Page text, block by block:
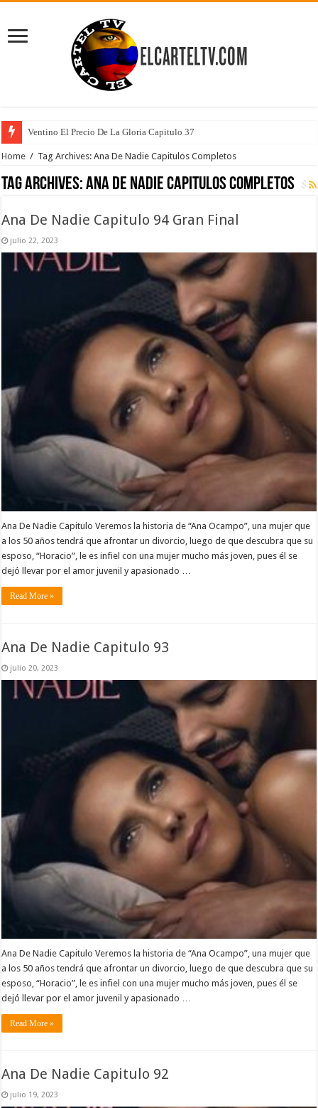
Ventino El Precio De La Gloria Capitulo 37
Home / Tag Archives: Ana De Nadie Capitulos Completos
Tag Archives:Ana De Nadie Capitulos Completos
Ana De Nadie Capitulo 94 Gran Final
julio 22, 2023
Ana De Nadie Capitulo Veremos la historia de “Ana Ocampo”, una mujer que
a los 50 años tendrá que afrontar un divorcio, luego de que descubra que su
esposo, “Horacio”, le es infiel con una mujer mucho más joven, pues él se
dejó llevar por el amor juvenil y apasionado …
Read More »
Ana De Nadie Capitulo 93
julio 20, 2023
Ana De Nadie Capitulo Veremos la historia de “Ana Ocampo”, una mujer que
a los 50 años tendrá que afrontar un divorcio, luego de que descubra que su
esposo, “Horacio”, le es infiel con una mujer mucho más joven, pues él se
dejó llevar por el amor juvenil y apasionado …
Read More »
Ana De Nadie Capitulo 92
julio 19, 2023